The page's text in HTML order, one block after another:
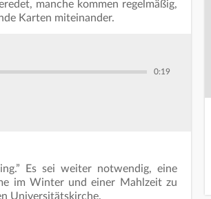
manche kommen regelmäßig,
Karten miteinander.
0:19
Es sei weiter notwendig, eine
im Winter und einer Mahlzeit zu
Universitätskirche.